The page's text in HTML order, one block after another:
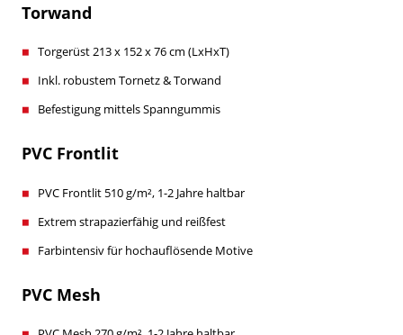
Torwand
Torgerüst 213 x 152 x 76 cm (LxHxT)
Inkl. robustem Tornetz & Torwand
Befestigung mittels Spanngummis
PVC Frontlit
PVC Frontlit 510 g/m², 1-2 Jahre haltbar
Extrem strapazierfähig und reißfest
Farbintensiv für hochauflösende Motive
PVC Mesh